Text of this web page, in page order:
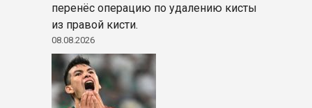
перенёс операцию по удалению кисты
из правой кисти.
08.08.2026